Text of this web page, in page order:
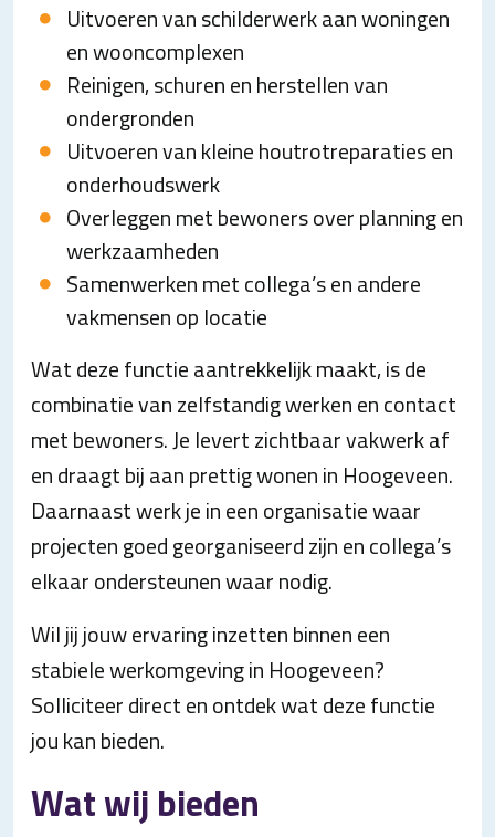
Uitvoeren van schilderwerk aan woningen
en wooncomplexen
Reinigen, schuren en herstellen van
ondergronden
Uitvoeren van kleine houtrotreparaties en
onderhoudswerk
Overleggen met bewoners over planning en
werkzaamheden
Samenwerken met collega’s en andere
vakmensen op locatie
Wat deze functie aantrekkelijk maakt, is de
combinatie van zelfstandig werken en contact
met bewoners. Je levert zichtbaar vakwerk af
en draagt bij aan prettig wonen in Hoogeveen.
Daarnaast werk je in een organisatie waar
projecten goed georganiseerd zijn en collega’s
elkaar ondersteunen waar nodig.
Wil jij jouw ervaring inzetten binnen een
stabiele werkomgeving in Hoogeveen?
Solliciteer direct en ontdek wat deze functie
jou kan bieden.
Wat wij bieden